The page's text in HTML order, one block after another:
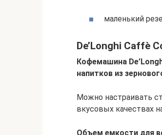
маленький
De’Longhi Caffè
Кофемашина
напитков из
Можно настраивать
вкусовых качествах
Объем емкости для